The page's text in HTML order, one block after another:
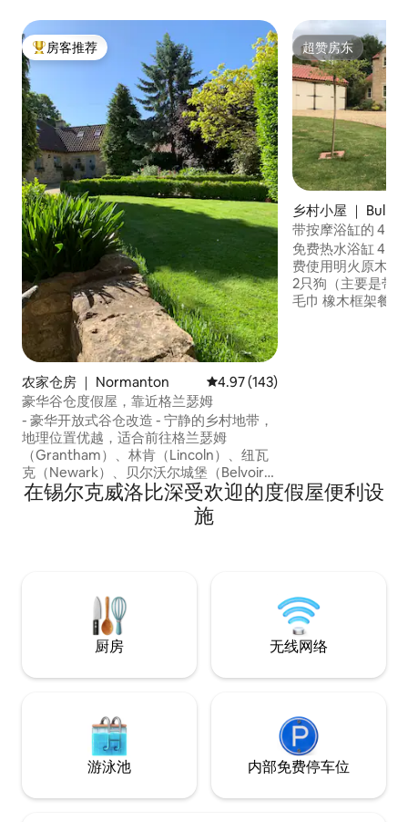
热门「房客推荐」
房客推荐
农家仓房 ｜ Normanton 平均评分 4.97 分（满分 5 分），
4.97 (143)
豪华谷仓度假屋，靠近格兰瑟姆
- 豪华开放式谷仓改造 - 宁静的乡村地带，
地理位置优越，适合前往格兰瑟姆
（Grantham）、林肯（Lincoln）、纽瓦
克（Newark）、贝尔沃尔城堡（Belvoir
Castle）、PGL、PFI Karting、拉特兰水
上乐园（Rutland Water） - 电动门 - 有梁
的高挑天花板 - 开放式原木壁炉 - 含木柴 -
和独立步入式淋浴间） - 私人露台，配有
场（车库） -欢迎携带狗入住
超赞房东
超赞房东
乡村小屋 ｜ Bulby
带按摩浴缸的 4 卧
住，靠近斯坦福
免费热水浴缸 4间双人卧室，可入住8人 免
费使用明火原木
2只狗（主要是带围栏的
毛巾 橡木框架餐厅 免
在锡尔克威洛比深受欢迎的度假屋便利设
施
厨房 无线网络
游泳池 内部免费停车位